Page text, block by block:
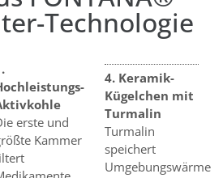
Technologie
erste und
Kammer
4. Keramik-
Kügelchen mit
Turmalin
Turmalin
speichert
Umgebungswärme